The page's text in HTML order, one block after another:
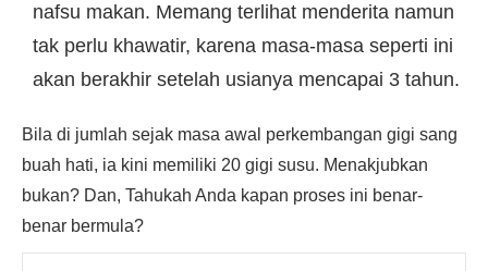
nafsu makan. Memang terlihat menderita namun
tak perlu khawatir, karena masa-masa seperti ini
akan berakhir setelah usianya mencapai 3 tahun.
Bila di jumlah sejak masa awal perkembangan gigi sang
buah hati, ia kini memiliki 20 gigi susu. Menakjubkan
bukan? Dan, Tahukah Anda kapan proses ini benar-
benar bermula?